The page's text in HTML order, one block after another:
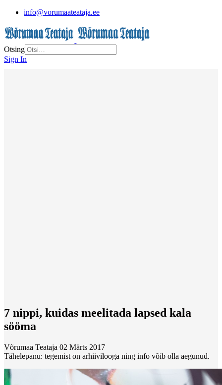
info@vorumaateataja.ee
Otsing
Sign In
7 nippi, kuidas meelitada lapsed kala
sööma
Võrumaa Teataja 02 Märts 2017
Tähelepanu: tegemist on arhiivilooga ning info võib olla aegunud.